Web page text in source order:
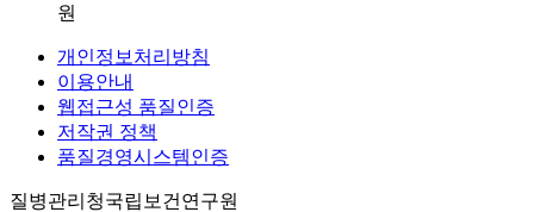
원
개인정보처리방침
이용안내
웹접근성 품질인증
저작권 정책
품질경영시스템인증
질병관리청국립보건연구원